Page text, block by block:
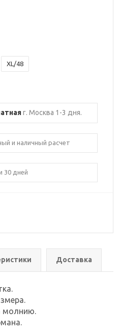
XL/48
г. Москва 1-3 дня.
и наличный расчет
30 дней
Доставка
молнию.